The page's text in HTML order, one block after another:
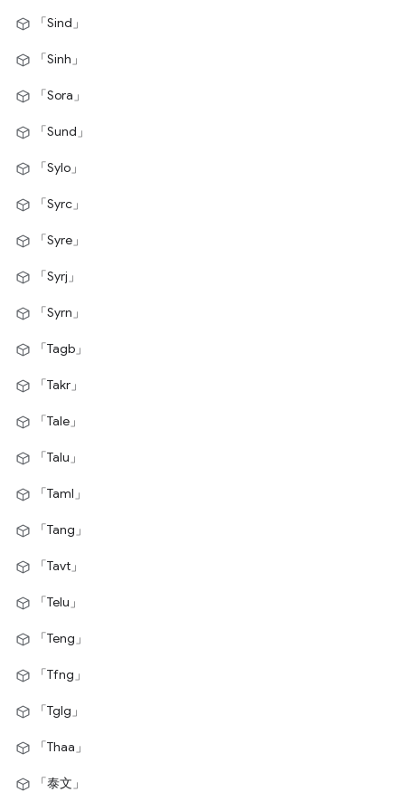
「Sind」
「Sinh」
「Sora」
「Sund」
「Sylo」
「Syrc」
「Syre」
「Syrj」
「Syrn」
「Tagb」
「Takr」
「Tale」
「Talu」
「Taml」
「Tang」
「Tavt」
「Telu」
「Teng」
「Tfng」
「Tglg」
「Thaa」
「泰文」